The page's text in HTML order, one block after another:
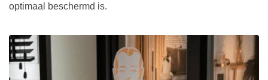
optimaal beschermd is.